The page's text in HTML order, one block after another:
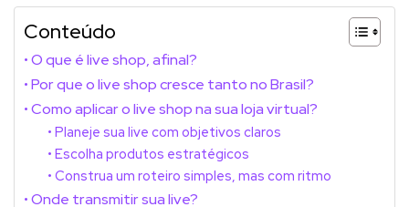
Conteúdo
O que é live shop, afinal?
Por que o live shop cresce tanto no Brasil?
Como aplicar o live shop na sua loja virtual?
Planeje sua live com objetivos claros
Escolha produtos estratégicos
Construa um roteiro simples, mas com ritmo
Onde transmitir sua live?